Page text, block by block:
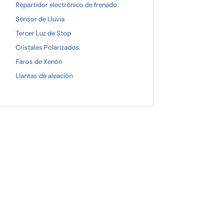
Repartidor electrónico de frenado
Sensor de Lluvia
Tercer Luz de Stop
Cristales Polarizados
Faros de Xenón
Llantas de aleación